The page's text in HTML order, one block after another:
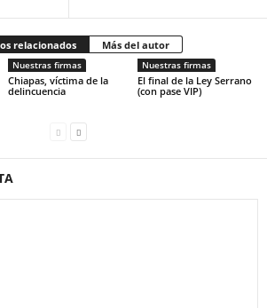
relacionados Más del autor
Nuestras firmas
Chiapas, víctima de la
delincuencia
Nuestras firmas
El final de la Ley Serrano
(con pase VIP)